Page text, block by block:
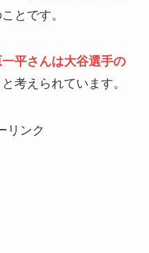
とです。
平さんは大谷選手の
と考えられています。
リンク